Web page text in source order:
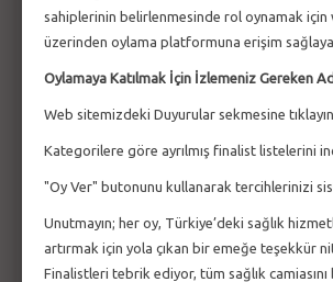
1812–Yatırım Tabanlı Girişimcilik
27 ŞUB 2026
Sonuçları Açıklandı
1833-SAYEM Yeşil Dönüşüm 2026
sahiplerinin belirlenmesinde rol oynamak için
üzerinden oylama platformuna erişim
Oylamaya Katılmak İçin İzlemeniz Gereken
Web sitemizdeki Duyurular sekmesine
Kategorilere göre ayrılmış finalist listelerini
"Oy Ver" butonunu kullanarak tercihlerinizi
Unutmayın; her oy, Türkiye’deki sağlık
artırmak için yola çıkan bir emeğe teşekkür
Finalistleri tebrik ediyor, tüm sağlık